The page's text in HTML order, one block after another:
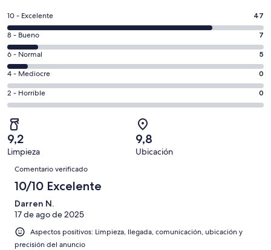
en
una
ventana
nueva
47
comentarios
de
un
total
de
59
con
una
puntuación
de
10
Excelente
10 - Excelente 47
7
comentarios
de
un
total
de
59
con
una
puntuación
Bueno
8 - Bueno 7
5
comentarios
de
un
total
de
59
con
una
puntuación
de
Normal
6 - Normal 5
0
comentarios
de
total
de
59
una
puntuación
de
Mediocre
4 - Mediocre 0
0
comentarios
de
un
total
de
59
con
puntuación
de
2 - Horrible 0
9,2
Limpieza
9,8
Ubicación
Comentarios
Comentario verificado
10/10 Excelente
Darren N.
17 de ago de 2025
Aspectos positivos: Limpieza, llegada, comunicación, ubicación y
precisión del anuncio